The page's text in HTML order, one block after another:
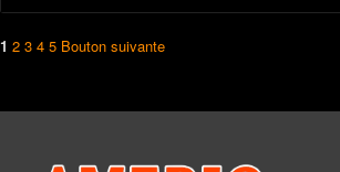
1 2 3 4 5 Bouton suivante